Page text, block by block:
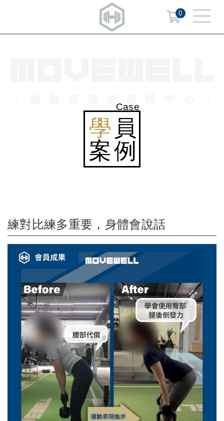
0
Case
學 員
案例
練對比練多重要，身體會說話